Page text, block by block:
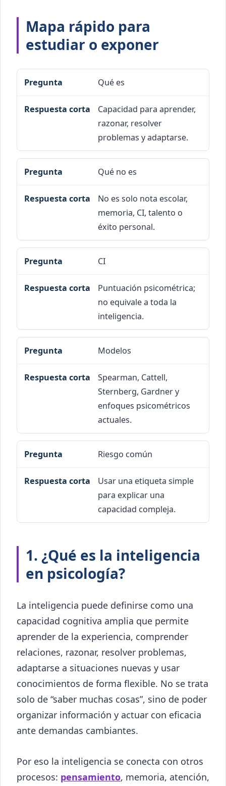
Mapa rápido para
estudiar o exponer
Pregunta Respuesta corta
Qué es
Capacidad para aprender,
razonar, resolver
problemas y adaptarse.
Qué no es
No es solo nota escolar,
memoria, CI, talento o
éxito personal.
CI
Puntuación psicométrica;
no equivale a toda la
inteligencia.
Modelos
Spearman, Cattell,
Sternberg, Gardner y
enfoques psicométricos
actuales.
Riesgo común
Usar una etiqueta simple
para explicar una
capacidad compleja.
1. ¿Qué es la inteligencia
en psicología?
La inteligencia puede definirse como una
capacidad cognitiva amplia que permite
aprender de la experiencia, comprender
relaciones, razonar, resolver problemas,
adaptarse a situaciones nuevas y usar
conocimientos de forma flexible. No se trata
solo de “saber muchas cosas”, sino de poder
organizar información y actuar con eficacia
ante demandas cambiantes.
Por eso la inteligencia se conecta con otros
procesos: pensamiento, memoria, atención,